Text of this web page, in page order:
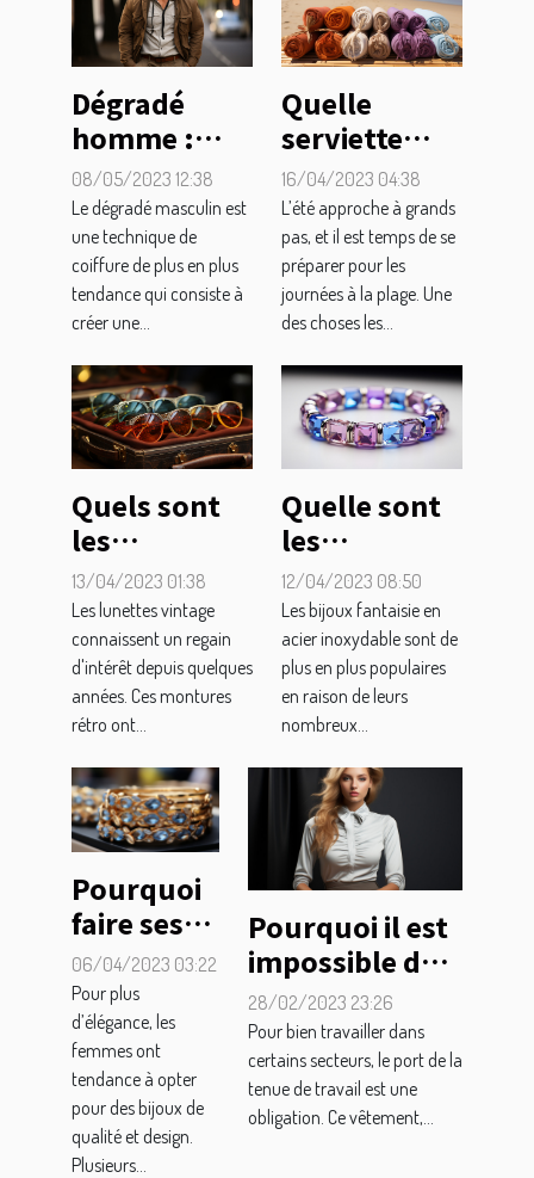
Dégradé
homme :
qu’est-ce
que c’est et
comment
l’adopter
avec style ?
08/05/2023 12:38
Le dégradé masculin est
une technique de
coiffure de plus en plus
tendance qui consiste à
créer une...
Quelle
serviette
fouta pour
choisir la
plage ?
16/04/2023 04:38
L’été approche à grands
pas, et il est temps de se
préparer pour les
journées à la plage. Une
des choses les...
Quels sont
les
avantages de
porter des
lunettes
vintage ?
13/04/2023 01:38
Les lunettes vintage
connaissent un regain
d'intérêt depuis quelques
années. Ces montures
rétro ont...
Quelle sont
les
avantages
des bijoux
fantaisie en
acier
inoxydable ?
12/04/2023 08:50
Les bijoux fantaisie en
acier inoxydable sont de
plus en plus populaires
en raison de leurs
nombreux...
Pourquoi
faire ses
achats
dans une
boutique
de
bijouterie
en ligne ?
06/04/2023 03:22
Pour plus
d’élégance, les
femmes ont
tendance à opter
pour des bijoux de
qualité et design.
Plusieurs...
Pourquoi il est
impossible de
se passer de la
tenue
professionnelle
?
28/02/2023 23:26
Pour bien travailler dans
certains secteurs, le port de la
tenue de travail est une
obligation. Ce vêtement,...